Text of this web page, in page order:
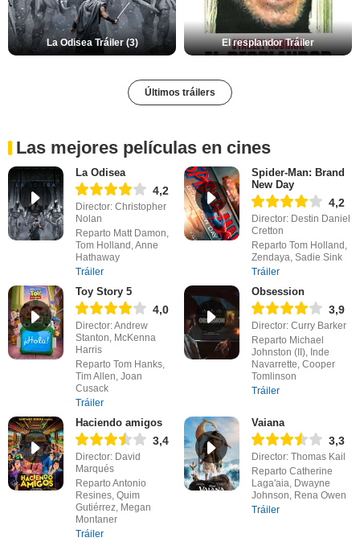
La Odisea Tráiler (3) El resplandor Tráiler
Últimos tráilers
Las mejores películas en cines
La Odisea
4,2
Director: Christopher
Nolan
Reparto Matt Damon,
Tom Holland, Anne
Hathaway
Tráiler
Spider-Man: Brand
New Day
4,2
Director: Destin Daniel
Cretton
Reparto Tom Holland,
Zendaya, Sadie Sink
Tráiler
Toy Story 5
4,0
Director: Andrew
Stanton, McKenna
Harris
Reparto Tom Hanks,
Tim Allen, Joan
Cusack
Tráiler
Obsession
3,9
Director: Curry Barker
Reparto Michael
Johnston (II), Inde
Navarrette, Cooper
Tomlinson
Tráiler
Haciendo amigos
3,4
Director: David
Marqués
Reparto Antonio
Resines, Quim
Gutiérrez, Megan
Montaner
Tráiler
Vaiana
3,3
Director: Thomas Kail
Reparto Catherine
Laga'aia, Dwayne
Johnson, Rena Owen
Tráiler